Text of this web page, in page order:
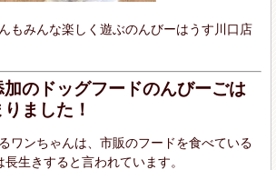
もみんな楽しく遊ぶのんびーはうす川口店
のドッグフードのんびーごは
ました！
ワンちゃんは、市販のフードを食べている
生きすると言われています。